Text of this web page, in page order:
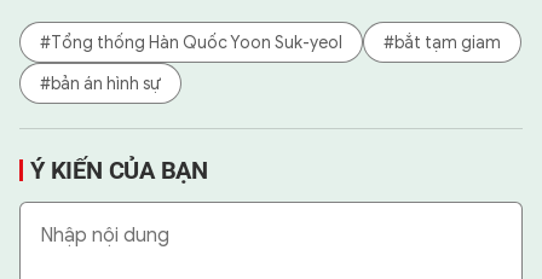
#Tổng thống Hàn Quốc Yoon Suk-yeol
#bắt tạm giam
#bản án hình sự
Ý KIẾN CỦA BẠN